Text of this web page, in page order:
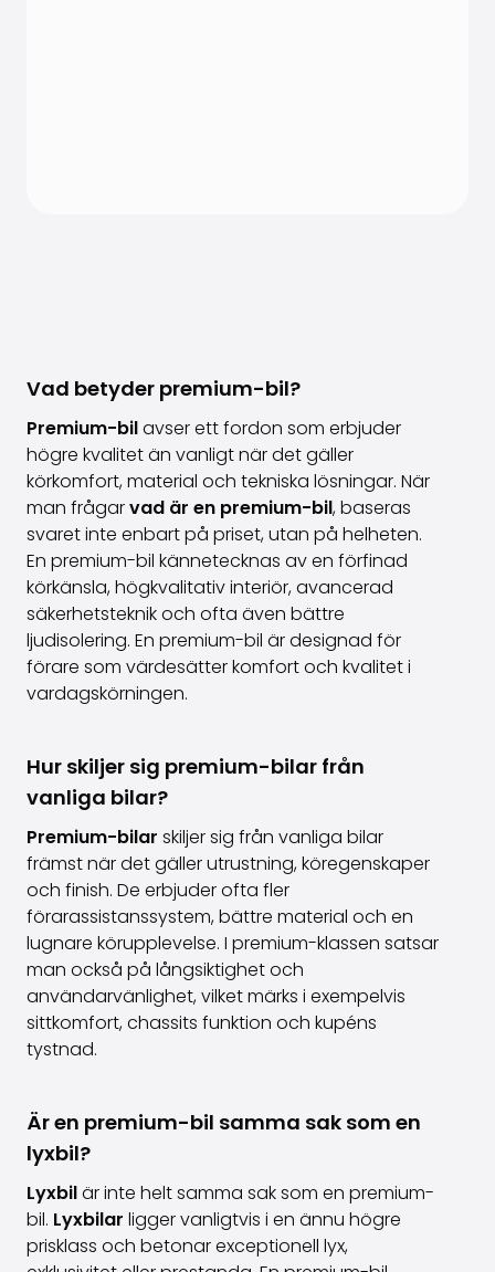
Vad betyder premium-bil?
Premium-bilavser ett fordon som erbjuder
högre kvalitet än vanligt när det gäller
körkomfort, material och tekniska lösningar. När
man frågarvad är en premium-bil, baseras
svaret inte enbart på priset, utan på helheten.
En premium-bil kännetecknas av en förfinad
körkänsla, högkvalitativ interiör, avancerad
säkerhetsteknik och ofta även bättre
ljudisolering. En premium-bil är designad för
förare som värdesätter komfort och kvalitet i
vardagskörningen.
Hur skiljer sig premium-bilar från
vanliga bilar?
Premium-bilar skiljer sig från vanliga bilar
främst när det gäller utrustning, köregenskaper
och finish. De erbjuder ofta fler
förarassistanssystem, bättre material och en
lugnare körupplevelse. I premium-klassen satsar
man också på långsiktighet och
användarvänlighet, vilket märks i exempelvis
sittkomfort, chassits funktion och kupéns
tystnad.
Är en premium-bil samma sak som en
lyxbil?
Lyxbilär inte helt samma sak som en premium-
bil. Lyxbilar ligger vanligtvis i en ännu högre
prisklass och betonar exceptionell lyx,